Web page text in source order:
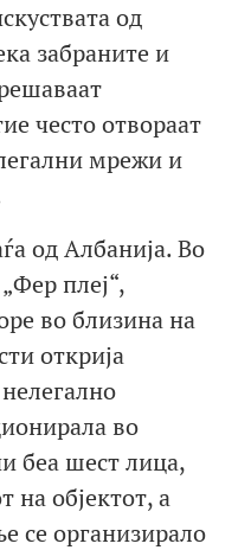
од
забраните и
често отвораат
мрежи и
од Албанија. Во
плеј“,
во близина на
открија
во
беа шест лица,
на објектот, а
се организирало